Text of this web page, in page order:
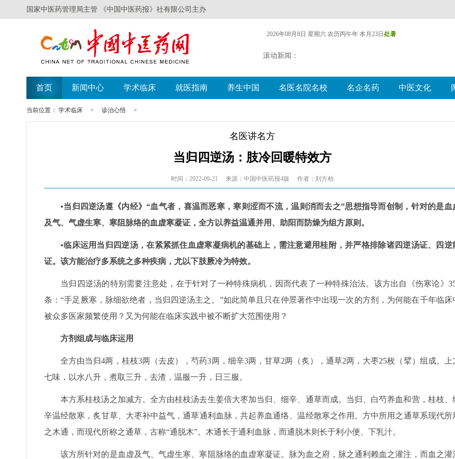
国家中医药管理局主管 《中国中医药报》社有限公司主办
2026年08月8日 星期六 农历丙午年 本月23日 处暑
滚动新闻：
首页 新闻中心 学术临床 就医指南 养生中国 名医名院名校 名企名药 中医文化
当前位置： 学术临床 > 诊治心悟 >
名医讲名方
当归四逆汤：肢冷回暖特效方
时间：2022-09-21 来源：中国中医药报4版 作者：刘方柏
•当归四逆汤遵《内经》“血气者，喜温而恶寒，寒则涩而不流，温则消而去之”思想指导而创制，针对的是血
及气、气虚生寒、寒阻脉络的血虚寒凝证，全方以养益温通并用、助阳而防燥为组方原则。
•临床运用当归四逆汤，在紧紧抓住血虚寒凝病机的基础上，需注意避用桂附，并严格排除诸四逆汤证、四逆
证。该方能治疗多系统之多种疾病，尤以下肢厥冷为特效。
当归四逆汤的特别需要注意处，在于针对了一种特殊病机，因而代表了一种特殊治法。该方出自《伤寒论》
条：“手足厥寒，脉细欲绝者，当归四逆汤主之。”如此简单且只在仲景著作中出现一次的方剂，为何能在千年临床
被众多医家频繁使用？又为何能在临床实践中被不断扩大范围使用？
方剂组成与临床运用
全方由当归4两，桂枝3两（去皮），芍药3两，细辛3两，甘草2两（炙），通草2两，大枣25枚（擘）组成。上
七味，以水八升，煮取三升，去渣，温服一升，日三服。
本方系桂枝汤之加减方。全方由桂枝汤去生姜倍大枣加当归、细辛、通草而成。当归、白芍养血和营，桂枝、
辛温经散寒，炙甘草、大枣补中益气，通草通利血脉，共起养血通络、温经散寒之作用。方中所用之通草系现代所
之木通，而现代所称之通草，古称“通脱木”。木通长于通利血脉，而通脱木则长于利小便、下乳汁。
该方所针对的是血虚及气、气虚生寒、寒阻脉络的血虚寒凝证。脉为血之府，脉之通利赖血之灌注，而血之灌